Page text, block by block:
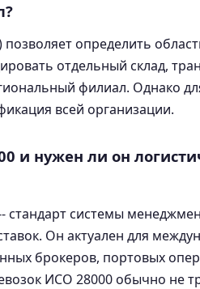
позволяет определить
отдельный склад,
филиал. Однако
всей организации.
и нужен ли он
стандарт системы
Он актуален для
брокеров, портовых
ИСО 28000 обычно не